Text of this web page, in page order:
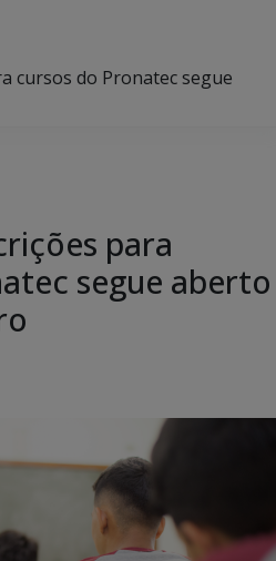
cursos do Pronatec segue
para
segue aberto